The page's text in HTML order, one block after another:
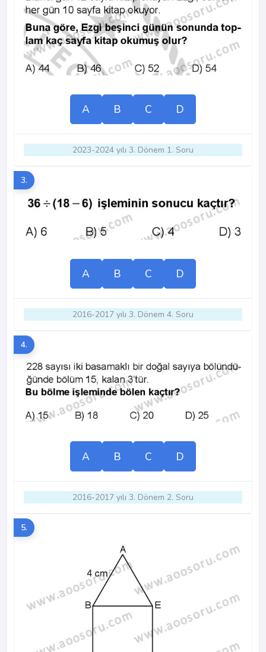
A B C D
2023-2024 yılı 3. Dönem 1. Soru
3.
A B C D
2016-2017 yılı 3. Dönem 4. Soru
4.
A B C D
2016-2017 yılı 3. Dönem 2. Soru
5.